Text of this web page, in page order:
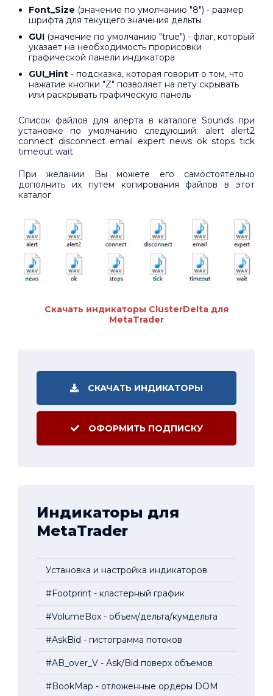
Font_Size (значение по умолчанию "8") - размер
шрифта для текущего значения дельты
GUI (значение по умолчанию "true") - флаг, который
указает на необходимость прорисовки
графической панели индикатора
GUI_Hint - подсказка, которая говорит о том, что
нажатие кнопки "Z" позволяет на лету скрывать
или раскрывать графическую панель
Список файлов для алерта в каталоге Sounds при
установке по умолчанию следующий: alert alert2
connect disconnect email expert news ok stops tick
timeout wait
При желании Вы можете его самостоятельно
дополнить их путем копирования файлов в этот
каталог.
Скачать индикаторы ClusterDelta для
MetaTrader
СКАЧАТЬ ИНДИКАТОРЫ
ОФОРМИТЬ ПОДПИСКУ
Индикаторы для
MetaTrader
Установка и настройка индикаторов
#Footprint - кластерный график
#VolumeBox - объем/дельта/кумдельта
#AskBid - гистограмма потоков
#AB_over_V - Ask/Bid поверх объемов
#BookMap - отложенные ордеры DOM